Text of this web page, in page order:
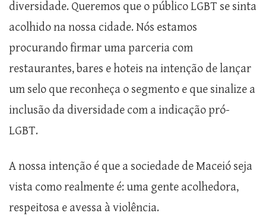
diversidade. Queremos que o público LGBT se sinta
acolhido na nossa cidade. Nós estamos
procurando firmar uma parceria com
restaurantes, bares e hoteis na intenção de lançar
um selo que reconheça o segmento e que sinalize a
inclusão da diversidade com a indicação pró-
LGBT.
A nossa intenção é que a sociedade de Maceió seja
vista como realmente é: uma gente acolhedora,
respeitosa e avessa à violência.